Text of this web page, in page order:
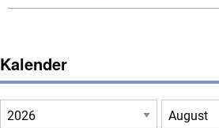
Kalender